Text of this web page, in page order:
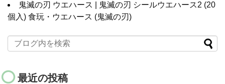
鬼滅の刃 ウエハース | 鬼滅の刃 シールウエハース2 (20
個入) 食玩・ウエハース (鬼滅の刃)
最近の投稿